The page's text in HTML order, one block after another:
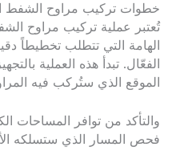
خطوات تركيب مراوح الشفط
تُعتبر عملية تركيب مراوح
الهامة التي تتطلب تخطيطاً
الفعّال. تبدأ هذه العملية
الموقع الذي ستُركب فيه
والتأكد من توافر المساحات
فحص المسار الذي ستسلكه